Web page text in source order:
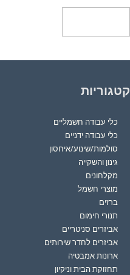
קטגוריות
כלי עבודה חשמליים
כלי עבודה ידניים
סולמות/שינוע/איחסון
גינון והשקייה
מקלחונים
מוצרי חשמל
ברזים
תנורי חימום
אביזרים סניטריים
אביזרים לחדר שירותים
ארונות אמבטיה
תחזוקת הבית וניקיון